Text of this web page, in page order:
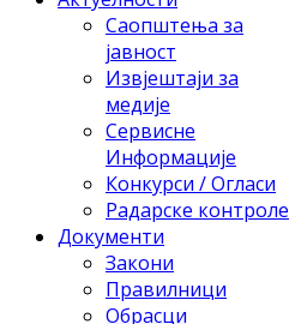
Саопштења за
јавност
Извјештаји за
медије
Сервисне
Информације
Конкурси / Огласи
Радарске контроле
Документи
Закони
Правилници
Обрасци